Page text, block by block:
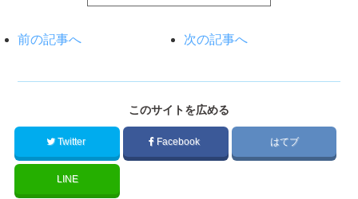
前の記事へ 次の記事へ
このサイトを広める
Twitter Facebook はてブ
LINE